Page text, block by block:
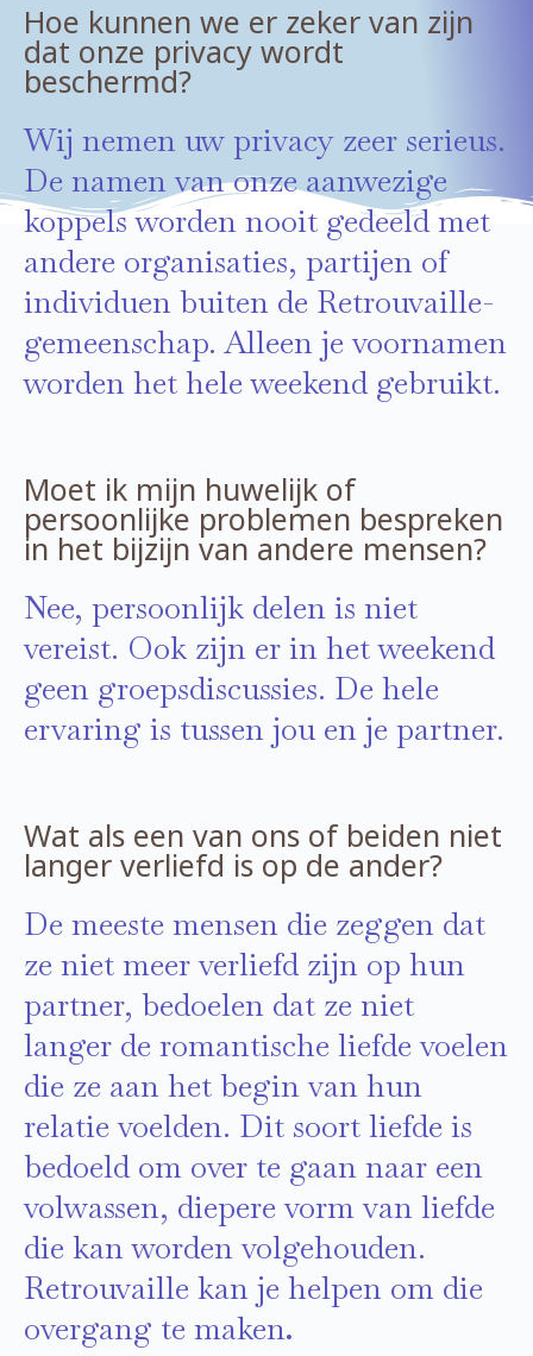
Hoe kunnen we er zeker van zijn
dat onze privacy wordt
beschermd?
Wij nemen uw privacy zeer serieus.
De namen van onze aanwezige
koppels worden nooit gedeeld met
andere organisaties, partijen of
individuen buiten de Retrouvaille-
gemeenschap. Alleen je voornamen
worden het hele weekend gebruikt.
Moet ik mijn huwelijk of
persoonlijke problemen bespreken
in het bijzijn van andere mensen?
Nee, persoonlijk delen is niet
vereist. Ook zijn er in het weekend
geen groepsdiscussies. De hele
ervaring is tussen jou en je partner.
Wat als een van ons of beiden niet
langer verliefd is op de ander?
De meeste mensen die zeggen dat
ze niet meer verliefd zijn op hun
partner, bedoelen dat ze niet
langer de romantische liefde voelen
die ze aan het begin van hun
relatie voelden. Dit soort liefde is
bedoeld om over te gaan naar een
volwassen, diepere vorm van liefde
die kan worden volgehouden.
Retrouvaille kan je helpen om die
overgang te maken.